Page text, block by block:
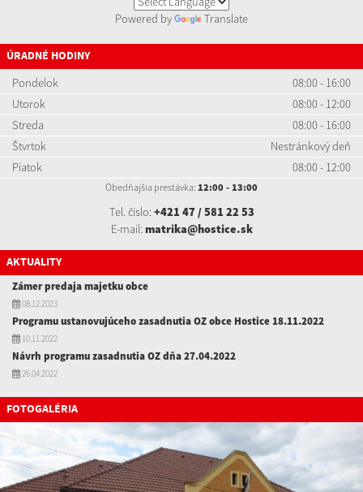
Powered by Translate
ÚRADNÉ HODINY
Pondelok
08:00 - 16:00
Utorok
08:00 - 12:00
Streda
08:00 - 16:00
Štvrtok
Nestránkový deň
Piatok
08:00 - 12:00
Obedňajšia prestávka: 12:00 - 13:00
Tel. číslo: +421 47 / 581 22 53
E-mail: matrika@hostice.sk
AKTUALITY
Zámer predaja majetku obce
08.12.2023
Programu ustanovujúceho zasadnutia OZ obce Hostice 18.11.2022
10.11.2022
Návrh programu zasadnutia OZ dňa 27.04.2022
26.04.2022
FOTOGALÉRIA